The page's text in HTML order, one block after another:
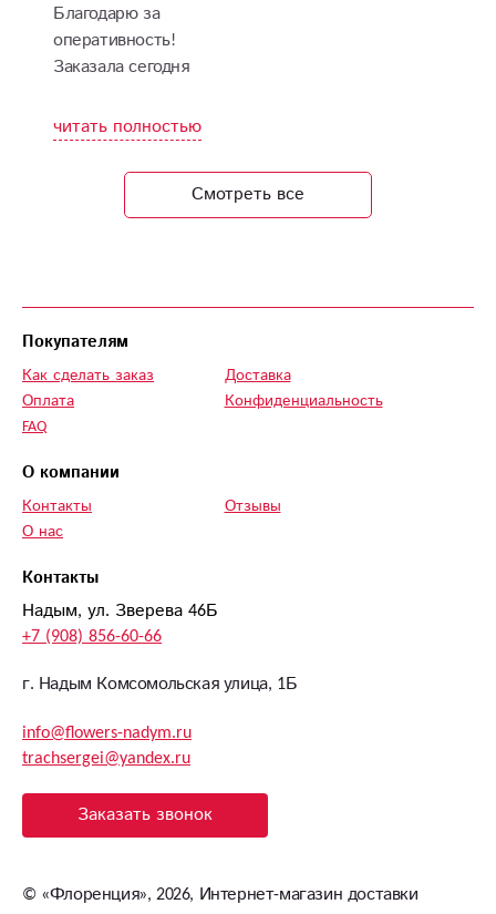
Благодарю за
оперативность!
Заказала сегодня
течение часа.
Именинница
счастлива! Спасибо!
читать полностью
Смотреть все
Контакты
Надым, ул. Зверева 46Б
+7 (908) 856-60-66
г. Надым Комсомольская улица, 1Б
info@flowers-nadym.ru
trachsergei@yandex.ru
Заказать звонок
Покупателям
Как сделать заказ
Оплата
FAQ
Доставка
Конфиденциальность
О компании
Контакты
О нас
Отзывы
© «Флоренция», 2026, Интернет-магазин доставки